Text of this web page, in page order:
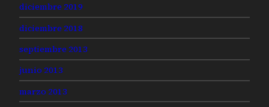
diciembre 2019
diciembre 2018
septiembre 2013
junio 2013
marzo 2013